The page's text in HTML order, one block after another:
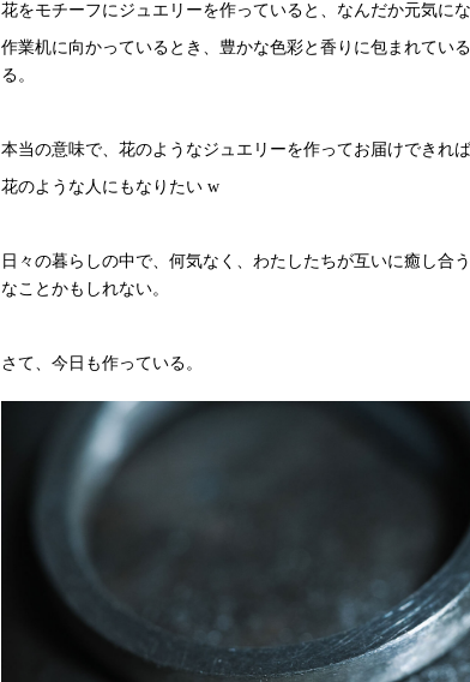
花をモチーフにジュエリーを作っていると、なんだか元気にな
作業机に向かっているとき、豊かな色彩と香りに包まれてい
る。
本当の意味で、花のようなジュエリーを作ってお届けできれば
花のような人にもなりたい w
日々の暮らしの中で、何気なく、わたしたちが互いに癒し合
なことかもしれない。
さて、今日も作っている。